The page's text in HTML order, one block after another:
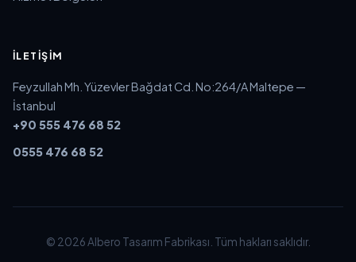
İLETIŞIM
Feyzullah Mh. Yüzevler Bağdat Cd. No:264/A Maltepe —
İstanbul
+90 555 476 68 52
0555 476 68 52
© 2026 Albero Tasarım Fabrikası. Tüm hakları saklıdır.